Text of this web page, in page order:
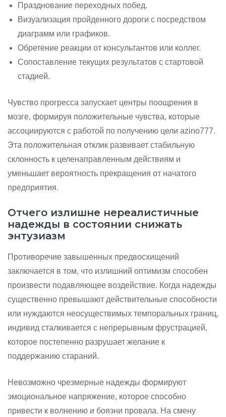
Празднование переходных побед.
Визуализация пройденного дороги с посредством
диаграмм или графиков.
Обретение реакции от консультантов или коллег.
Сопоставление текущих результатов с стартовой
стадией.
Чувство прогресса запускает центры поощрения в
мозге, формируя положительные чувства, которые
ассоциируются с работой по получению цели azino777.
Эта положительная отклик развивает стабильную
склонность к целенаправленным действиям и
уменьшает вероятность прекращения от начатого
предприятия.
Отчего излишне нереалистичные
надежды в состоянии снижать
энтузиазм
Противоречие завышенных предвосхищений
заключается в том, что излишний оптимизм способен
произвести подавляющее воздействие. Когда надежды
существенно превышают действительные способности
или нуждаются неосуществимых темпоральных границ,
индивид сталкивается с непрерывным фрустрацией,
которое постепенно разрушает желание к
поддержанию стараний.
Невозможно чрезмерные надежды формируют
эмоциональное напряжение, которое способно
привести к волнению и боязни провала. На смену